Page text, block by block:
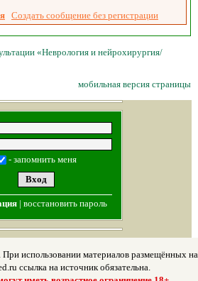
Создать сообщение без регистрации
«Неврология и нейрохирургия/
мобильная версия страницы
- запомнить меня
| восстановить пароль
использовании материалов размещённых на
ссылка на источник обязательна.